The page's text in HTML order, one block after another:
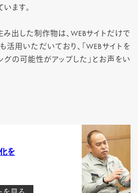
ます。
出した制作物は、WEBサイトだけで
用いただいており、「WEBサイトを
グの可能性がアップした」とお声をい
を